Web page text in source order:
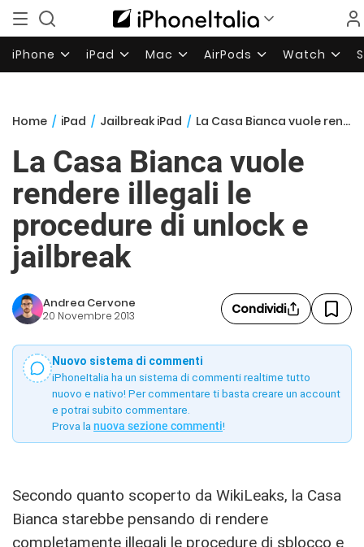
iPhone iPad Mac AirPods Watch
Home / iPad / Jailbreak iPad / La Casa Bianca vuole rendere illegali le procedure di unlock e jailbreak
La Casa Bianca vuole
rendere illegali le
procedure di unlock e
jailbreak
Andrea Cervone
20 Novembre 2013 Condividi
Nuovo sistema di commenti
iPhoneItalia ha un sistema di commenti realtime tutto
nuovo e nativo! Per commentare ti basta creare un account
e potrai subito commentare.
Prova la nuova sezione commenti!
Secondo quanto scoperto da WikiLeaks, la Casa
Bianca starebbe pensando di rendere
completamente illegali le procedure di sblocco e